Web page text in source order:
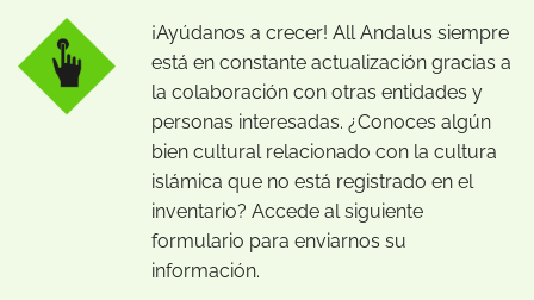
¡Ayúdanos a crecer! All Andalus siempre
está en constante actualización gracias a
la colaboración con otras entidades y
personas interesadas. ¿Conoces algún
bien cultural relacionado con la cultura
islámica que no está registrado en el
inventario? Accede al siguiente
formulario para enviarnos su
información.